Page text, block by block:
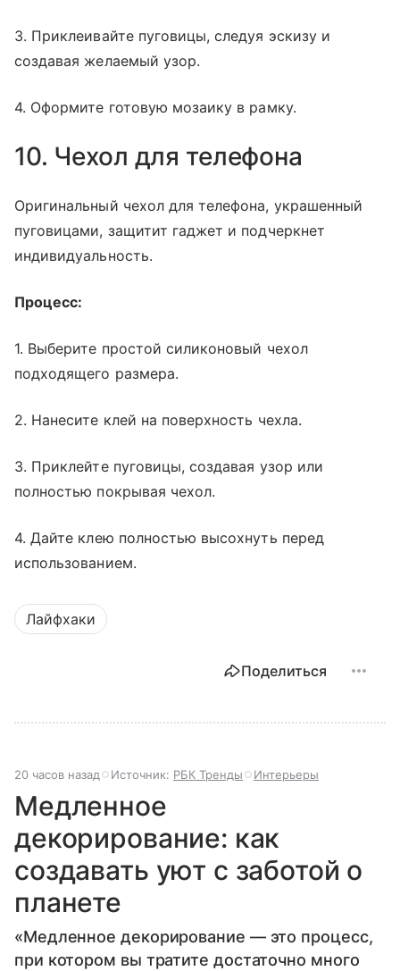
3. Приклеивайте пуговицы, следуя эскизу и
создавая желаемый узор.
4. Оформите готовую мозаику в рамку.
10. Чехол для телефона
Оригинальный чехол для телефона, украшенный
пуговицами, защитит гаджет и подчеркнет
индивидуальность.
Процесс:
1. Выберите простой силиконовый чехол
подходящего размера.
2. Нанесите клей на поверхность чехла.
3. Приклейте пуговицы, создавая узор или
полностью покрывая чехол.
4. Дайте клею полностью высохнуть перед
использованием.
Лайфхаки
Поделиться
20 часов назад Источник: РБК Тренды Интерьеры
Медленное
декорирование: как
создавать уют с заботой о
планете
«Медленное декорирование — это процесс,
при котором вы тратите достаточно много